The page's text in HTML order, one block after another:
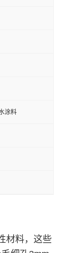
涂料
材料，这些